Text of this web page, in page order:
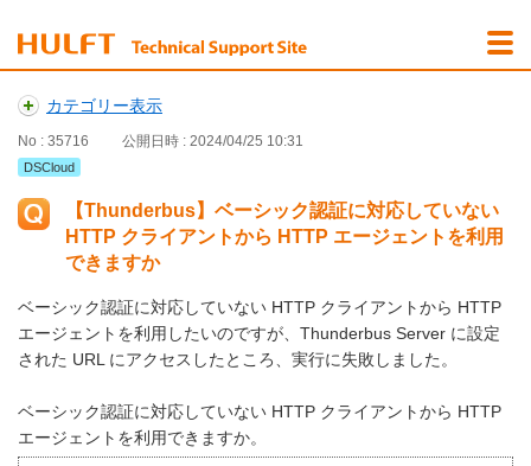
カテゴリー表示
No : 35716 公開日時 : 2024/04/25 10:31
DSCloud
【Thunderbus】ベーシック認証に対応していない
HTTP クライアントから HTTP エージェントを利用
できますか
ベーシック認証に対応していない HTTP クライアントから HTTP
エージェントを利用したいのですが、Thunderbus Server に設定
された URL にアクセスしたところ、実行に失敗しました。
ベーシック認証に対応していない HTTP クライアントから HTTP
エージェントを利用できますか。